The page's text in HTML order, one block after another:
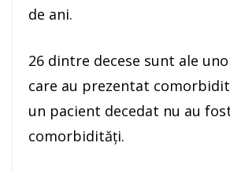
de ani.
26 dintre decese sunt ale
care au prezentat
un pacient decedat nu au
comorbidități.